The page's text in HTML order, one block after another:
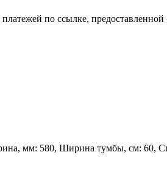
по ссылке,
мм: 580, Ширина тумбы, см: 60,